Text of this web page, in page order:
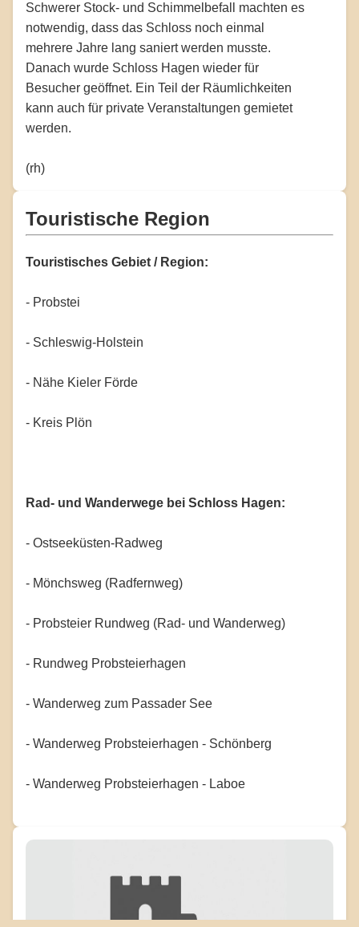
Schwerer Stock- und Schimmelbefall machten es
notwendig, dass das Schloss noch einmal
mehrere Jahre lang saniert werden musste.
Danach wurde Schloss Hagen wieder für
Besucher geöffnet. Ein Teil der Räumlichkeiten
kann auch für private Veranstaltungen gemietet
werden.
(rh)
Touristische Region
Touristisches Gebiet / Region:
- Probstei
- Schleswig-Holstein
- Nähe Kieler Förde
- Kreis Plön
Rad- und Wanderwege bei Schloss Hagen:
- Ostseeküsten-Radweg
- Mönchsweg (Radfernweg)
- Probsteier Rundweg (Rad- und Wanderweg)
- Rundweg Probsteierhagen
- Wanderweg zum Passader See
- Wanderweg Probsteierhagen - Schönberg
- Wanderweg Probsteierhagen - Laboe